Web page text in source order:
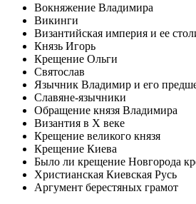
Вокняжение Владимира
Викинги
Византийская империя и ее
Князь Игорь
Крещение Ольги
Святослав
Язычник Владимир и его
Славяне-язычники
Обращение князя Владимира
Византия в X веке
Крещение великого князя
Крещение Киева
Было ли крещение Новгорода
Христианская Киевская Русь
Аргумент берестяных грамот